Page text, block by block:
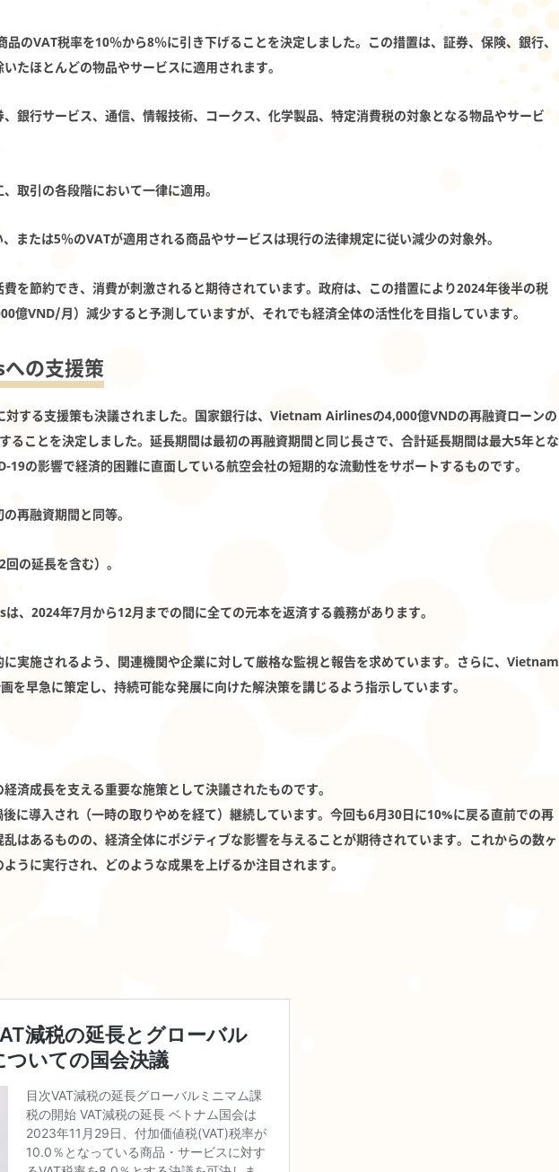
のVAT税率を10％から8％に引き下げることを決定しました。この措置は、証券、保険、銀行、
たほとんどの物品やサービスに適用されます。
銀行サービス、通信、情報技術、コークス、化学製品、特定消費税の対象となる物品やサービ
取引の各段階において一律に適用。
または5％のVATが適用される商品やサービスは現行の法律規定に従い減少の対象外。
を節約でき、消費が刺激されると期待されています。政府は、この措置により2024年後半の税
億VND/月）減少すると予測していますが、それでも経済全体の活性化を目指しています。
の支援策
する支援策も決議されました。国家銀行は、Vietnam Airlinesの4,000億VNDの再融資ローンの
ることを決定しました。延長期間は最初の再融資期間と同じ長さで、合計延長期間は最大5年とな
19の影響で経済的困難に直面している航空会社の短期的な流動性をサポートするものです。
再融資期間と同等。
の延長を含む）。
、2024年7月から12月までの間に全ての元本を返済する義務があります。
実施されるよう、関連機関や企業に対して厳格な監視と報告を求めています。さらに、Vietnam
を早急に策定し、持続可能な発展に向けた解決策を講じるよう指示しています。
済成長を支える重要な施策として決議されたものです。
に導入され（一時の取りやめを経て）継続しています。今回も6月30日に10%に戻る直前での再
はあるものの、経済全体にポジティブな影響を与えることが期待されています。これからの数ヶ
うに実行され、どのような成果を上げるか注目されます。